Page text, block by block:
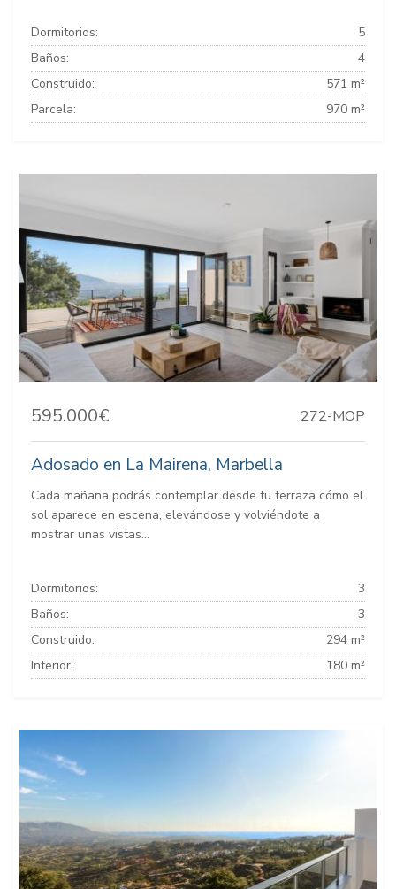
Dormitorios:
5
Baños:
4
Construido:
571 m²
Parcela:
970 m²
595.000€ 272-MOP
Adosado en La Mairena, Marbella
Cada mañana podrás contemplar desde tu terraza cómo el
sol aparece en escena, elevándose y volviéndote a
mostrar unas vistas...
Dormitorios:
3
Baños:
3
Construido:
294 m²
Interior:
180 m²